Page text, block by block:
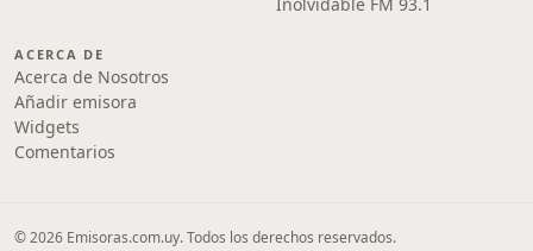
ACERCA DE
Acerca de Nosotros
Añadir emisora
Widgets
Comentarios
© 2026 Emisoras.com.uy. Todos los derechos reservados.